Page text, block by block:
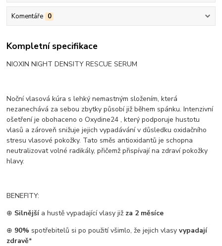
Komentáře 0
Kompletní specifikace
NIOXIN NIGHT DENSITY RESCUE SERUM
Noční vlasová kúra s lehký nemastným složením, která
nezanechává za sebou zbytky působí již během spánku. Intenzivní
ošetření je obohaceno o Oxydine24 , který podporuje hustotu
vlasů a zároveň snižuje jejich vypadávání v důsledku oxidačního
stresu vlasové pokožky. Tato směs antioxidantů je schopna
neutralizovat volné radikály, přičemž přispívají na zdraví pokožky
hlavy.
BENEFITY:
⊕ Silnějšía hustě vypadající vlasy již za 2 měsíce
⊕ 90% spotřebitelů si po použití všimlo, že jejich vlasyvypadají
zdravě*